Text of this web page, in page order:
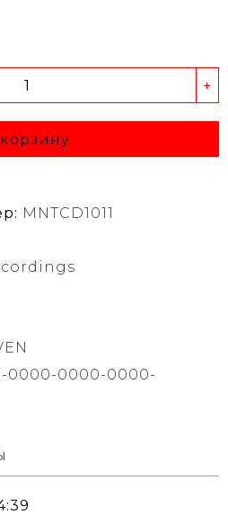
+
MNTCD1011
0000-0000-0000-